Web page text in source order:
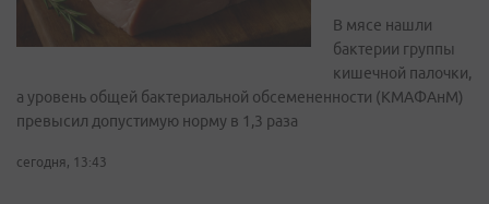
В мясе нашли
бактерии группы
кишечной палочки,
а уровень общей бактериальной обсемененности (КМАФАнМ)
превысил допустимую норму в 1,3 раза
сегодня, 13:43